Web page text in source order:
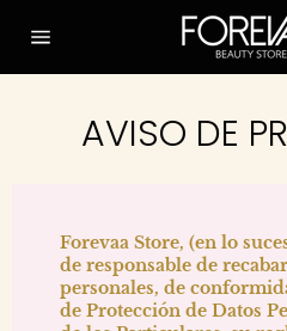
navigation
AVISO DE
Forevaa Store, (en lo
de responsable de
personales, de
de Protección de Datos